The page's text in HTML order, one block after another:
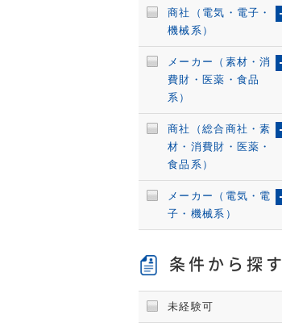
商社（電気・電子・
機械系）
メーカー（素材・消
費財・医薬・食品
系）
商社（総合商社・素
材・消費財・医薬・
食品系）
メーカー（電気・電
子・機械系）
条件から探す
未経験可